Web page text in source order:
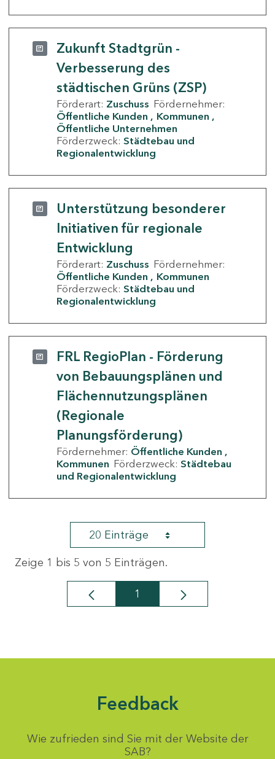
Zukunft Stadtgrün -
Verbesserung des
städtischen Grüns (ZSP)
Förderart: Zuschuss Fördernehmer:
Öffentliche Kunden
Kommunen
Öffentliche Unternehmen
Förderzweck: Städtebau und
Regionalentwicklung
Unterstützung besonderer
Initiativen für regionale
Entwicklung
Förderart: Zuschuss Fördernehmer:
Öffentliche Kunden
Kommunen
Förderzweck: Städtebau und
Regionalentwicklung
FRL RegioPlan - Förderung
von Bebauungsplänen und
Flächennutzungsplänen
(Regionale
Planungsförderung)
Fördernehmer: Öffentliche Kunden
Kommunen Förderzweck: Städtebau
und Regionalentwicklung
20 Einträge
Zeige 1 bis 5 von 5 Einträgen.
Seite
1
Feedback
Wie zufrieden sind Sie mit der Website der
SAB?